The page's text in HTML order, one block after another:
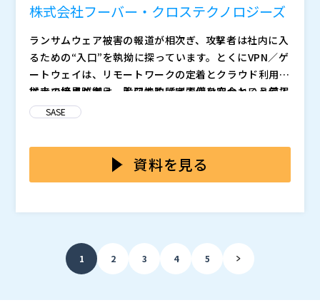
株式会社フーバー・クロステクノロジーズ
ランサムウェア被害の報道が相次ぎ、攻撃者は社内に入
るための“入口”を執拗に探っています。とくにVPN／ゲ
ートウェイは、リモートワークの定着とクラウド利用の
拡大で接点が増え、脆弱性や設定不備を突かれると侵入
の起点になり得る領域です。さらにSSL-VPNを利用し
できない局面に入っています。本セミナーでは、いま何
が危なく、どこが狙われやすいのかを整理し、被害を広
く解説します。
従来の境界防御は、入口で防げば内側は安全という前提
で成り立っていました。しかし、リモートワークの普及
たことで、守るべき対象とその防御の前提が大きく変わ
っております。攻撃側もAIの進化により、たとえ技術力
た。そうした現状において、もはやVPN型の防御では限
た流れを振り返り、侵入される入口の設計、そして侵入
を許した場合でも被害を広げないために何を揃えるべき
存しやすい接続の考え方を見直し、アクセスの通し方、
グの持ち方を一つの筋道として捉え直します。その上
で、SSL-VPN更改を単なる機器入替で終わらせず、拠点
ュリティ（ZTNA、FW、SWGなど）をクラウド側で統
Cato Networks株式会社（）
マジセミ株式会社（）
※共催、協賛、協力、講演企業は将来的に追加、削除さ
SASE
資料を見る
1 2 3 4 5